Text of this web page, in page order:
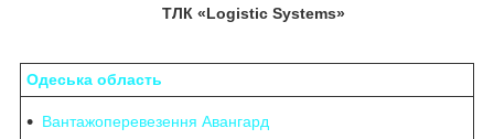
ТЛК «Logistic Systems»
Одеська область
Вантажоперевезення Авангард